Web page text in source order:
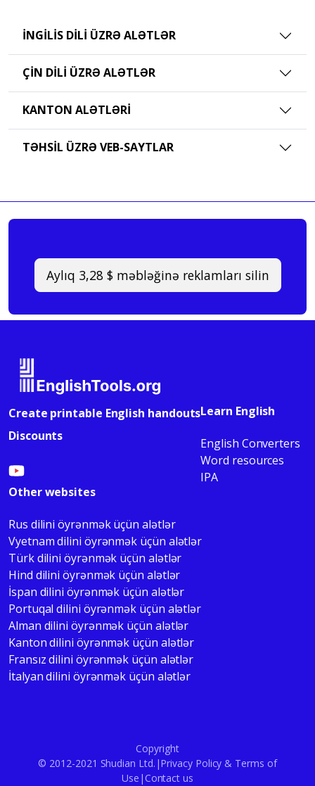
İNGILIS DILI ÜZRƏ ALƏTLƏR
ÇIN DILI ÜZRƏ ALƏTLƏR
KANTON ALƏTLƏRI
TƏHSIL ÜZRƏ VEB-SAYTLAR
Aylıq 3,28 $ məbləğinə reklamları silin
Create printable English handouts
Discounts
Learn English
English Converters
Word resources
IPA
Other websites
Rus dilini öyrənmək üçün alətlər
Vyetnam dilini öyrənmək üçün alətlər
Türk dilini öyrənmək üçün alətlər
Hind dilini öyrənmək üçün alətlər
İspan dilini öyrənmək üçün alətlər
Portuqal dilini öyrənmək üçün alətlər
Alman dilini öyrənmək üçün alətlər
Kanton dilini öyrənmək üçün alətlər
Fransız dilini öyrənmək üçün alətlər
İtalyan dilini öyrənmək üçün alətlər
Copyright
© 2012-2021 Shudian Ltd.|Privacy Policy & Terms of
Use | Contact us